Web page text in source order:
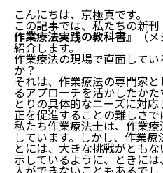
こんにちは、京極真です。
この記事では、私たちの新刊
作業療法実践の教科書』（メ
紹介します。
作業療法の現場で直面して
か？
それは、作業療法の専門家
るアプローチを活かしたか
とりの具体的なニーズに対
正を促進することの難しさ
私たち作業療法士は、作業
しています。しかし、作業
とには、大きな挑戦がとも
示しているように、ときに